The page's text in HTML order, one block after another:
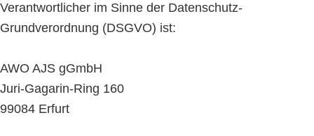
Verantwortlicher im Sinne der Datenschutz-
Grundverordnung (DSGVO) ist:
AWO AJS gGmbH
Juri-Gagarin-Ring 160
99084 Erfurt